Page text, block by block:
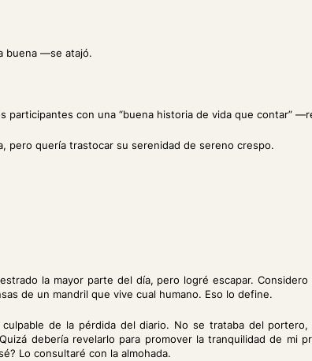
buena —se atajó.
participantes con una “buena historia de vida que contar”
pero quería trastocar su serenidad de sereno crespo.
la mayor parte del día, pero logré escapar.
de un mandril que vive cual humano. Eso lo define.
de la pérdida del diario. No se trataba del
debería revelarlo para promover la tranquilidad de
Lo consultaré con la almohada.